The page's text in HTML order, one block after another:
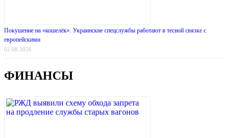
Покушение на «кошелёк». Украинские спецслужбы работают в тесной связке с
европейскими
02.08.2026
ФИНАНСЫ